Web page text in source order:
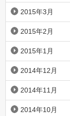
2015年3月
2015年2月
2015年1月
2014年12月
2014年11月
2014年10月